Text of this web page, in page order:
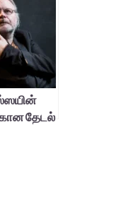
தேடல்